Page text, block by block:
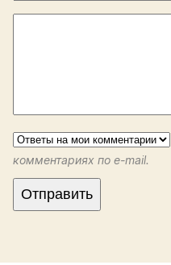
комментариях по e-mail.